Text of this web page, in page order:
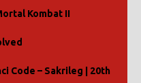
Kombat II
Code – Sakrileg | 20th